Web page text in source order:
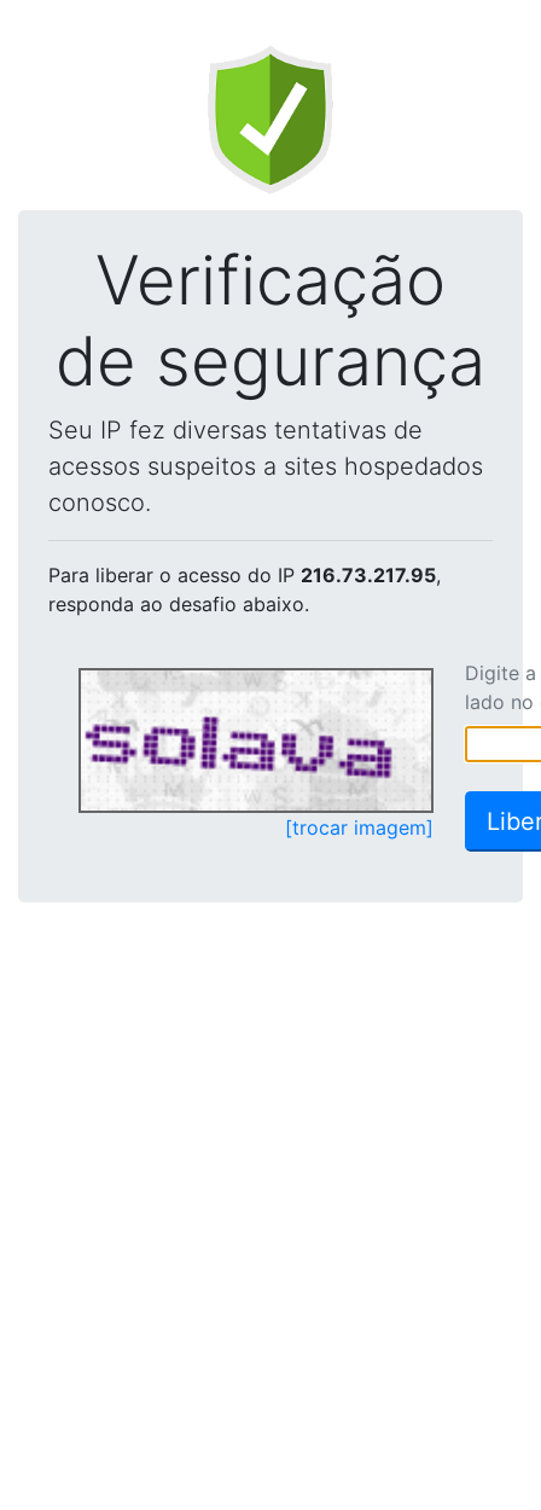
Verificação
de segurança
Seu IP fez diversas tentativas de
acessos suspeitos a sites hospedados
conosco.
Para liberar o acesso do IP 216.73.217.95,
responda ao desafio abaixo.
[trocar imagem]
Digite
lado no